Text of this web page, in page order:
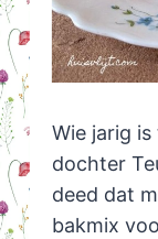
Wie jarig
dochter
deed dat
bakmix